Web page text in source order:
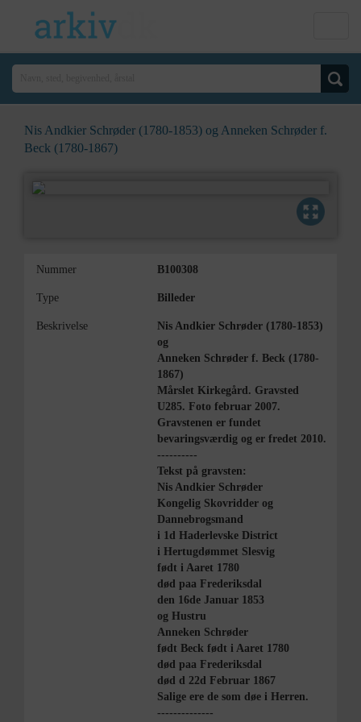
Nis Andkier Schrøder (1780-1853) og Anneken Schrøder f.
Beck (1780-1867)
Nummer B100308
Type Billeder
Beskrivelse
Nis Andkier Schrøder (1780-1853)
og
Anneken Schrøder f. Beck (1780-
1867)
Mårslet Kirkegård. Gravsted
U285. Foto februar 2007.
Gravstenen er fundet
bevaringsværdig og er fredet 2010.
----------
Tekst på gravsten:
Nis Andkier Schrøder
Kongelig Skovridder og
Dannebrogsmand
i 1d Haderlevske District
i Hertugdømmet Slesvig
født i Aaret 1780
død paa Frederiksdal
den 16de Januar 1853
og Hustru
Anneken Schrøder
født Beck født i Aaret 1780
død paa Frederiksdal
død d 22d Februar 1867
Salige ere de som døe i Herren.
--------------